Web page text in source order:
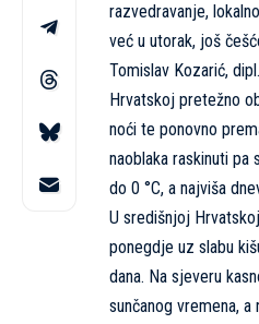
razvedravanje,
već u utorak, još
Tomislav Kozarić,
Hrvatskoj pretežno
noći te ponovno
naoblaka raskinuti
do 0 °C, a najviša
U središnjoj
ponegdje uz slabu
dana. Na sjeveru
sunčanog vremena,